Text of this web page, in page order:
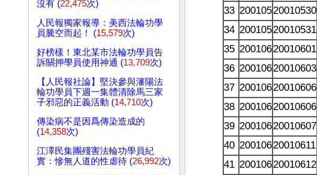
沒有 (22,475次)
人民報獨家報導：美西法輪功學
員騰空而起！ (15,579次)
好榜樣！東北某市法輪功學員告
訴關押學員使用神通 (13,709次)
【人民報社論】堅決參與瀋陽法
輪功學員下週一集體清除馬三家
子邪惡的正義活動 (14,710次)
傳染病不是因爲傳染造成的
(14,358次)
江澤民集團殘害法輪功學員紀
實：慘無人道的性虐待 (26,992次)
33 20010520010530
34 20010520010531
35 20010620010601
36 20010620010603
37 20010620010606
38 20010620010606
39 20010620010607
40 20010620010611
41 20010620010612